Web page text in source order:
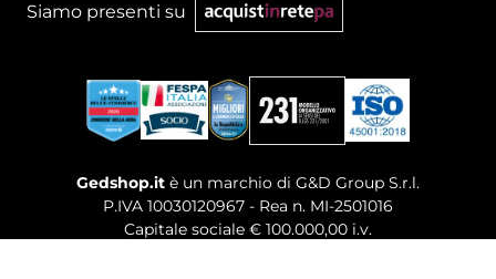
Siamo presenti su
Gedshop.it è un marchio di G&D Group S.r.l.
P.IVA 10030120967 - Rea n. MI-2501016
Capitale sociale € 100.000,00 i.v.